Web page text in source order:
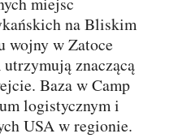
na Bliskim
wojny w Zatoce
znaczącą
Baza w Camp
logistycznym i
USA w regionie.